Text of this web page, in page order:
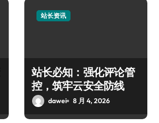
站长资讯
站长必知：强化评论管
控，筑牢云安全防线
dawei 8 月 4, 2026